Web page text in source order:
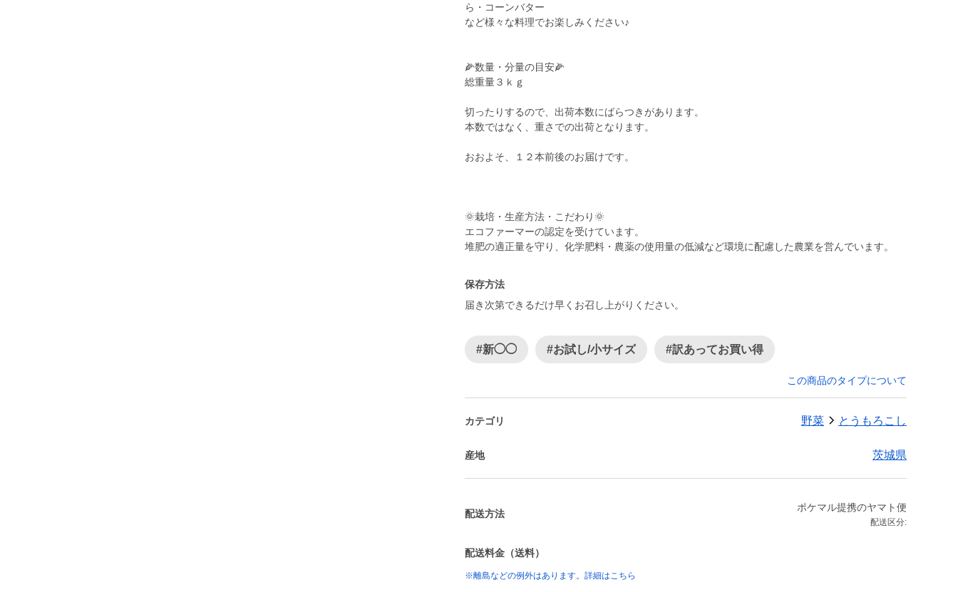
ら・コーンバター
など様々な料理でお楽しみください♪
🌽数量・分量の目安🌽
総重量３ｋｇ
切ったりするので、出荷本数にばらつきがあります。
本数ではなく、重さでの出荷となります。
おおよそ、１２本前後のお届けです。
🌞栽培・生産方法・こだわり🌞
エコファーマーの認定を受けています。
保存方法
届き次第できるだけ早くお召し上がりください。
#新◯◯ #お試し/小サイズ #訳あってお買い得
この商品のタイプについて
カテゴリ 野菜 とうもろこし
産地 茨城県
配送方法
ポケマル提携のヤマト便
配送区分:
配送料金（送料）
※離島などの例外はあります。詳細はこちら